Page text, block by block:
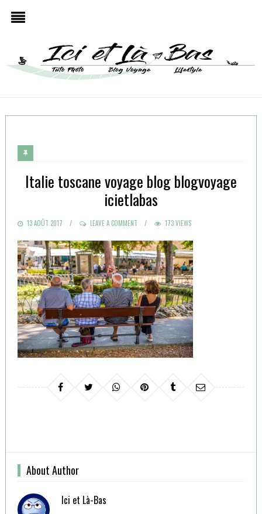
Italie toscane voyage blog blogvoyage
icietlabas
POSTED
13 AOÛT 2017 LEAVE A COMMENT 173 VIEWS
About Author
Ici et Là-Bas